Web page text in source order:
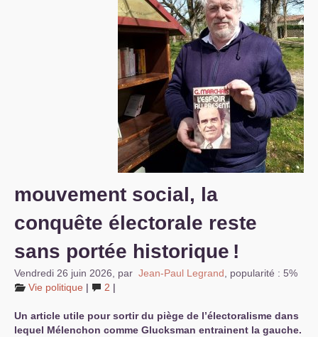
mouvement social, la
conquête électorale reste
sans portée historique !
Vendredi 26 juin 2026 par Jean-Paul Legrand
popularité : 5%
Vie politique | 2 |
Un article utile pour sortir du piège de l’électoralisme dans
lequel Mélenchon comme Glucksman entrainent la gauche.